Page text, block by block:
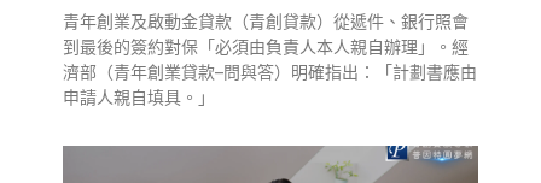
青年創業及啟動金貸款（青創貸款）從遞件、銀行照會
到最後的簽約對保「必須由負責人本人親自辦理」。經
濟部（青年創業貸款–問與答）明確指出：「計劃書應由
申請人親自填具。」